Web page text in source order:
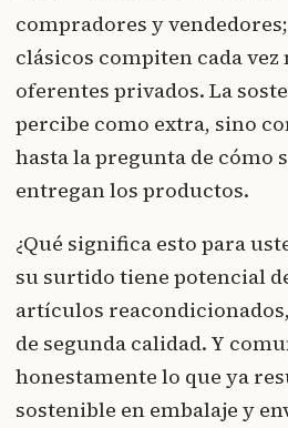
compradores y
clásicos compiten cada
oferentes privados. La
percibe como extra, sino
hasta la pregunta de cómo
entregan los productos.
¿Qué significa esto para
su surtido tiene potencial
artículos
de segunda calidad. Y
honestamente lo que ya
sostenible en embalaje y